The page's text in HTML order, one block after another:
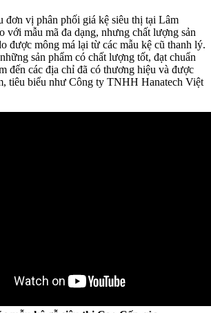
đơn vị phân phối giá kệ siêu thị tại Lâm
với mẫu mã đa dạng, nhưng chất lượng sản
được mông má lại từ các mẫu kệ cũ thanh lý.
sản phẩm có chất lượng tốt, đạt chuẩn
đến các địa chỉ đã có thương hiệu và được
tiêu biểu như Công ty TNHH Hanatech Việt